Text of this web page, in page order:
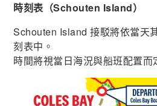
時刻表（Schouten Island）
Schouten Island 接駁將依當天
刻表中。
時間將視當日海況與船班配置而